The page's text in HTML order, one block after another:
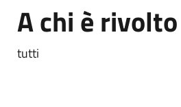
A chi è rivolto
tutti